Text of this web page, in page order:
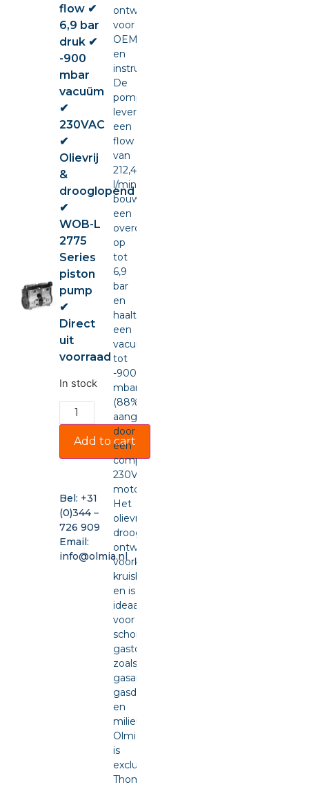
flow ✔
6,9 bar
druk ✔
-900
mbar
vacuüm
✔
230VAC
✔
Olievrij
&
drooglopend
✔
WOB-L
2775
Series
piston
pump
✔
Direct
uit
voorraad
In stock
Add to cart
Bel: +31
(0)344 –
726 909
Email:
info@olmia.nl
ontwikkeld
voor
OEM-
en
instrumentintegratie.
De
pomp
levert
een
flow
van
212,4
l/min,
bouwt
een
overdruk
op
tot
6,9
bar
en
haalt
een
vacuüm
tot
-900
mbar
(88%),
aangedreven
door
een
compacte
230VAC-
motor.
Het
olievrije,
drooglopende
ontwerp
voorkomt
kruisbesmetting
en is
ideaal
voor
schone
gastoepassingen
zoals
gasanalyse,
gasdetectie
en
milieumonitoring.
Olmia
is
exclusief
Thomas